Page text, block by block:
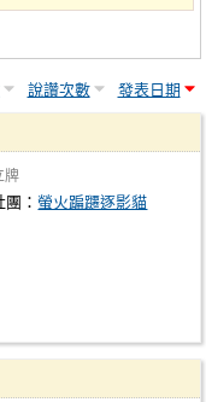
說讚次數 發表日期
牌
團：螢火蹁躚逐影貓